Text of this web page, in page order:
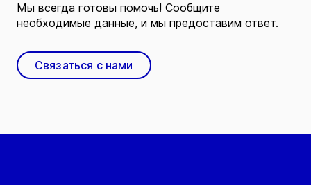
Мы всегда готовы помочь! Сообщите
необходимые данные, и мы предоставим ответ.
Связаться с нами